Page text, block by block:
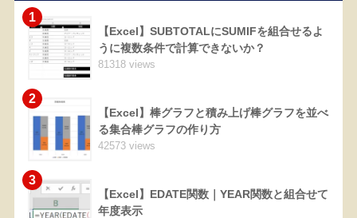
1
【Excel】SUBTOTALにSUMIFを組合せるよ
うに複数条件で計算できないか？
81318 views
2
【Excel】棒グラフと積み上げ棒グラフを並べ
る集合棒グラフの作り方
42573 views
3
【Excel】EDATE関数｜YEAR関数と組合せて
年度表示